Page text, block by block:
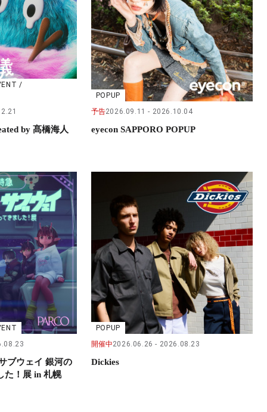
/
by 髙橋海人
POPUP
予告2026.09.11 2026.10.04
eyecon SAPPORO POPUP
ブウェイ 銀河の
た！展 in 札幌
POPUP
開催中2026.06.26 2026.08.23
Dickies